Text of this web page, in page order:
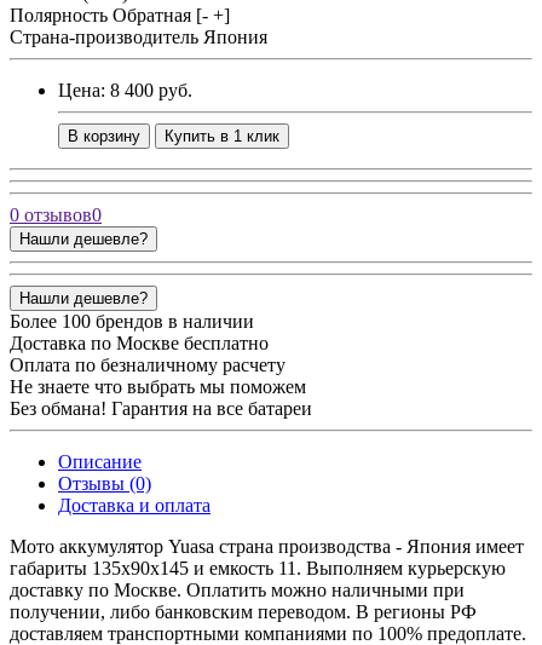
Полярность Обратная [- +]
Страна-производитель Япония
Цена: 8 400 руб.
В корзину Купить в 1 клик
0 отзывов0
Нашли дешевле?
Нашли дешевле?
Более 100 брендов в наличии
Доставка по Москве бесплатно
Оплата по безналичному расчету
Не знаете что выбрать мы поможем
Без обмана! Гарантия на все батареи
Описание
Отзывы (0)
Доставка и оплата
Мото аккумулятор Yuasa страна производства - Япония имеет
габариты 135x90x145 и емкость 11. Выполняем курьерскую
доставку по Москве. Оплатить можно наличными при
получении, либо банковским переводом. В регионы РФ
доставляем транспортными компаниями по 100% предоплате.